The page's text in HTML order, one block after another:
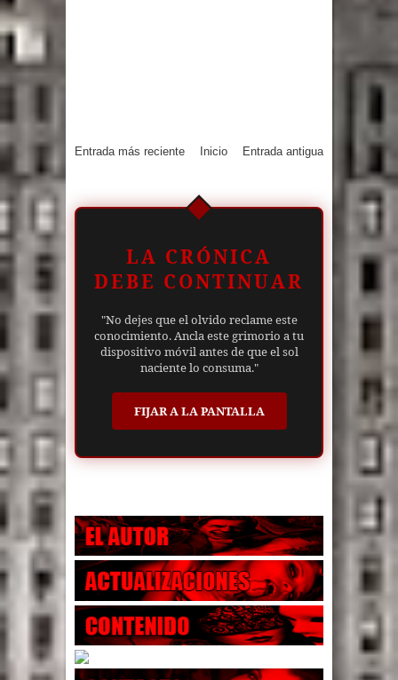
Entrada más reciente Entrada antigua
Inicio
LA CRÓNICA
DEBE CONTINUAR
"No dejes que el olvido reclame este
conocimiento. Ancla este grimorio a tu
dispositivo móvil antes de que el sol
naciente lo consuma."
FIJAR A LA PANTALLA